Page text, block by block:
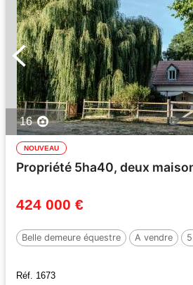
16
NOUVEAU
Propriété 5ha40, deux
424 000 €
Belle demeure équestre A vendre
Réf. 1673